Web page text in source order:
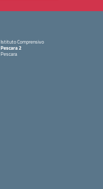
Istituto Comprensivo
Pescara 2
Pescara